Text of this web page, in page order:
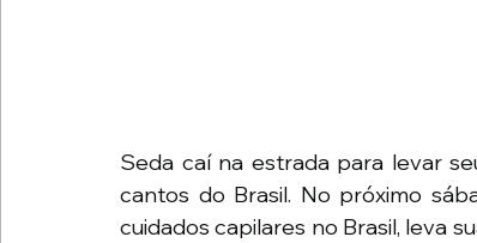
Seda caí na estrada para levar
cantos do Brasil. No próximo
cuidados capilares no Brasil, leva